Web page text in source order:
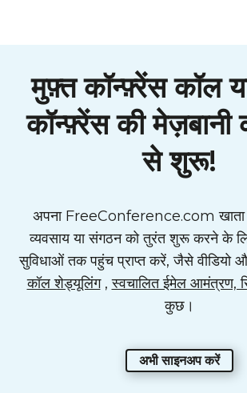
मुफ़्त कॉन्फ़्रेंस कॉल
कॉन्फ़्रेंस की
से शुरू!
अपना FreeConference.com खाता
व्यवसाय या संगठन को तुरंत शुरू करने के
सुविधाओं तक पहुंच प्राप्त करें, जैसे वीडियो
कॉल शेड्यूलिंग,स्वचालित ईमेल आमंत्रण,
कुछ।
अभी साइनअप करें